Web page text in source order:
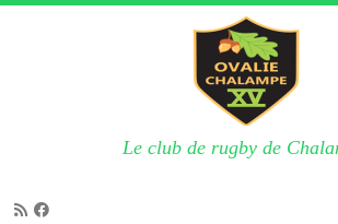
Le club de rugby de